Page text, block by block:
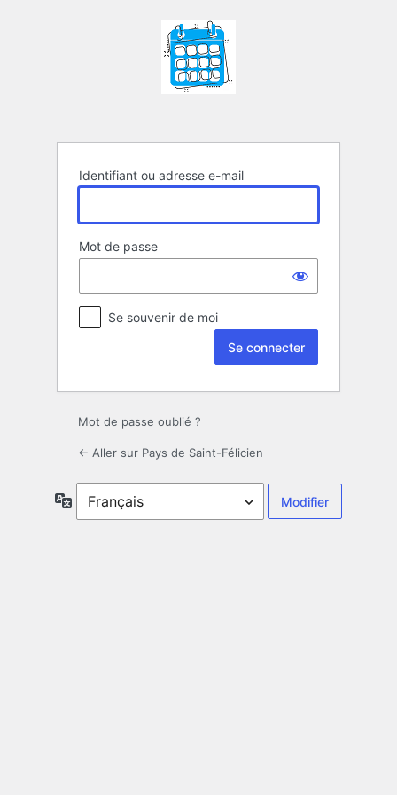
Identifiant ou adresse e-mail
Mot de passe
Se souvenir de moi
Mot de passe oublié ?
← Aller sur Pays de Saint-Félicien
Langue